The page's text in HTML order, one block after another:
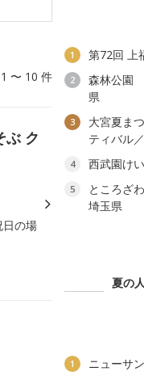
〜 10 件
ぶ ク
の場
1 第72回 上
2
森林公園
県
3
大宮夏ま
ティバル
4 西武園け
5
ところざ
埼玉県
夏の
1 ニューサ